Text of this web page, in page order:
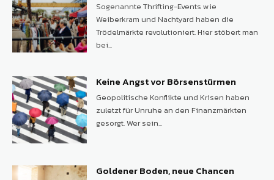
Sogenannte Thrifting-Events wie
Weiberkram und Nachtyard haben die
Trödelmärkte revolutioniert. Hier stöbert man
bei...
Keine Angst vor Börsenstürmen
Geopolitische Konflikte und Krisen haben
zuletzt für Unruhe an den Finanzmärkten
gesorgt. Wer sein...
Goldener Boden, neue Chancen